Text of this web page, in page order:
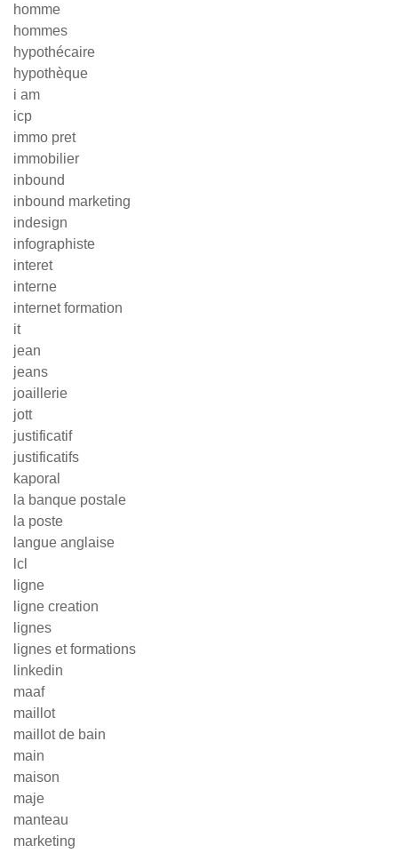
homme
hommes
hypothécaire
hypothèque
i am
icp
immo pret
immobilier
inbound
inbound marketing
indesign
infographiste
interet
interne
internet formation
it
jean
jeans
joaillerie
jott
justificatif
justificatifs
kaporal
la banque postale
la poste
langue anglaise
lcl
ligne
ligne creation
lignes
lignes et formations
linkedin
maaf
maillot
maillot de bain
main
maison
maje
manteau
marketing